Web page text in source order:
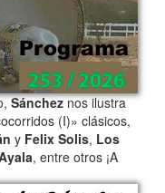
Sáncheznos ilustra
(I)» clásicos,
y Felix Solis, Los
, entre otros ¡A